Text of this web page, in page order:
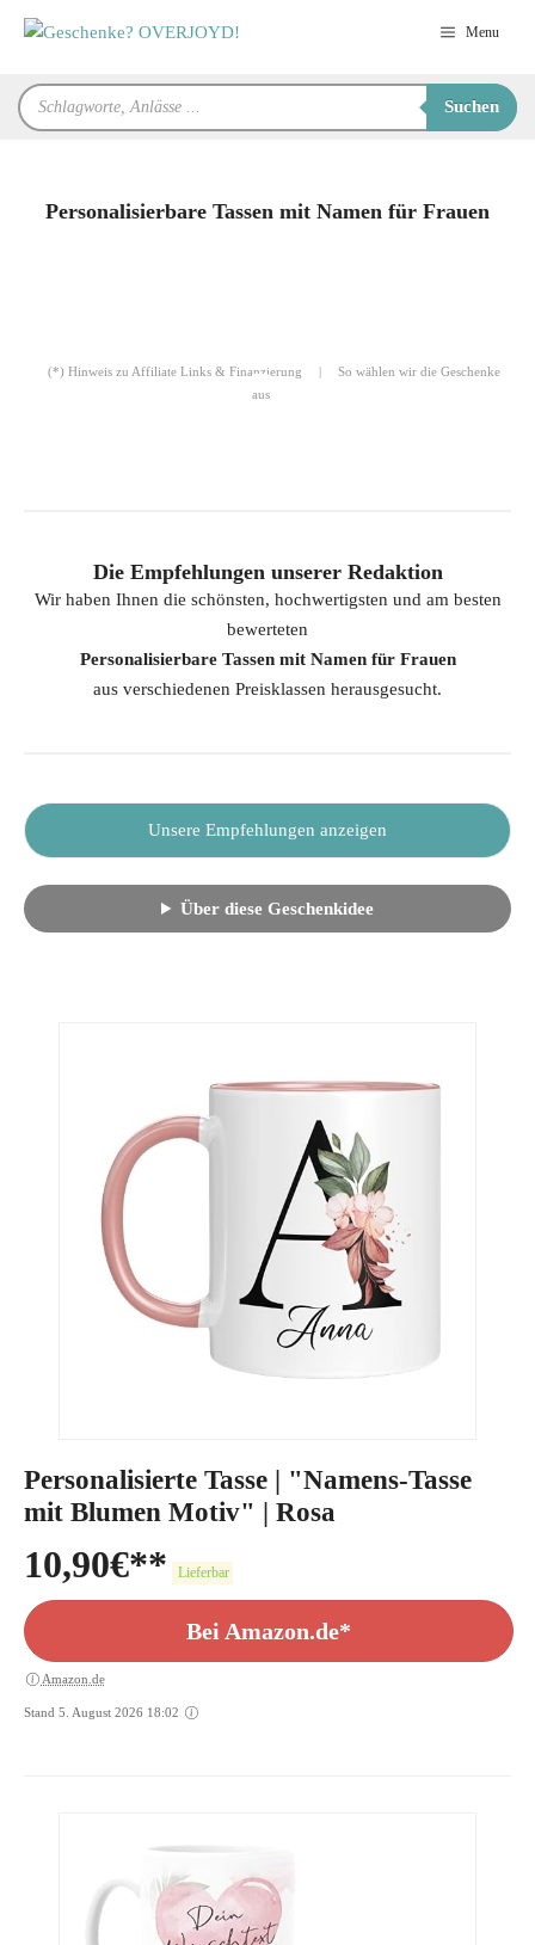
Inhalt
Menu
Products
search
Suchen
Personalisierbare Tassen mit Namen für Frauen
(*) Hinweis zu Affiliate Links & Finanzierung |
So wählen wir die Geschenke
aus
Die Empfehlungen unserer Redaktion
Wir haben Ihnen die schönsten, hochwertigsten und am besten
bewerteten
Personalisierbare Tassen mit Namen für Frauen
aus verschiedenen Preisklassen herausgesucht.
Unsere Empfehlungen anzeigen
Über diese Geschenkidee
Personalisierte Tasse | "Namens-Tasse
mit Blumen Motiv" | Rosa
10,90€ Lieferbar
Bei Amazon.de*
Amazon.de
Stand 5. August 2026 18:02